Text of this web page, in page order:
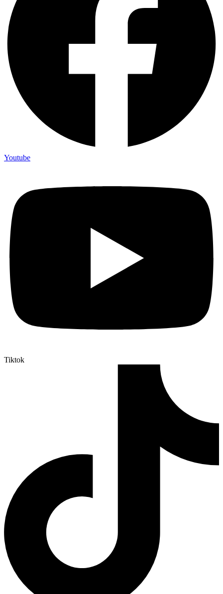
Youtube
Tiktok